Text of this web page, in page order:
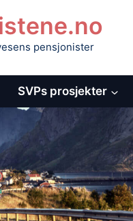
pensjonister
SVPs prosjekter